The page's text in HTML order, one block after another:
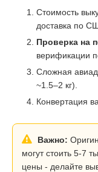
Стоимость
доставка по
Проверка на
верификации
Сложная
~1.5–2 кг).
Конвертация
Важно:
могут стоить 5-7
цены - делайте